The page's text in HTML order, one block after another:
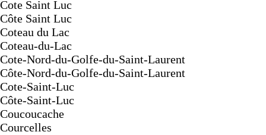
Cote Saint Luc
Côte Saint Luc
Coteau du Lac
Coteau-du-Lac
Cote-Nord-du-Golfe-du-Saint-Laurent
Côte-Nord-du-Golfe-du-Saint-Laurent
Cote-Saint-Luc
Côte-Saint-Luc
Coucoucache
Courcelles